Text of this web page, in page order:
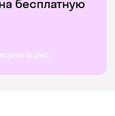
бесплатную